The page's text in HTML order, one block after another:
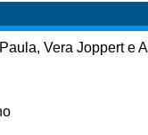
Vera Joppert e